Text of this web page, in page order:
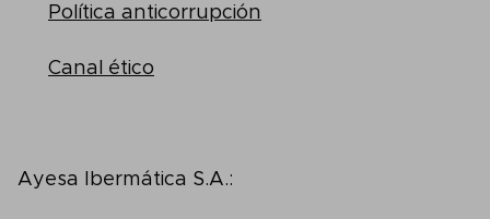
Política anticorrupción
Canal ético
Ayesa Ibermática S.A.: